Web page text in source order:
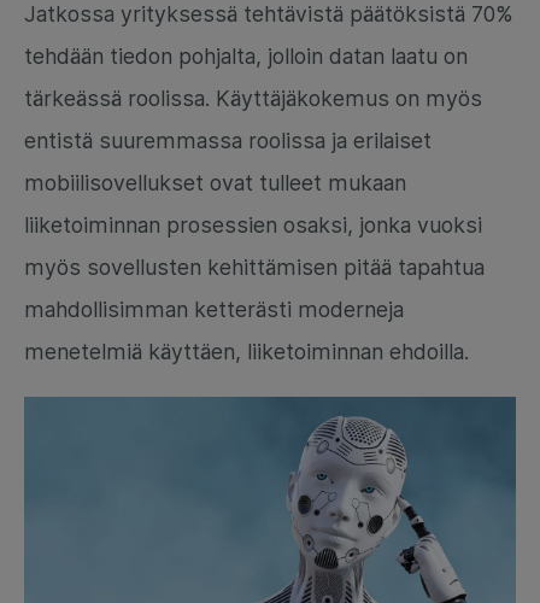
Jatkossa yrityksessä tehtävistä päätöksistä 70%
tehdään tiedon pohjalta, jolloin datan laatu on
tärkeässä roolissa. Käyttäjäkokemus on myös
entistä suuremmassa roolissa ja erilaiset
mobiilisovellukset ovat tulleet mukaan
liiketoiminnan prosessien osaksi, jonka vuoksi
myös sovellusten kehittämisen pitää tapahtua
mahdollisimman ketterästi moderneja
menetelmiä käyttäen, liiketoiminnan ehdoilla.